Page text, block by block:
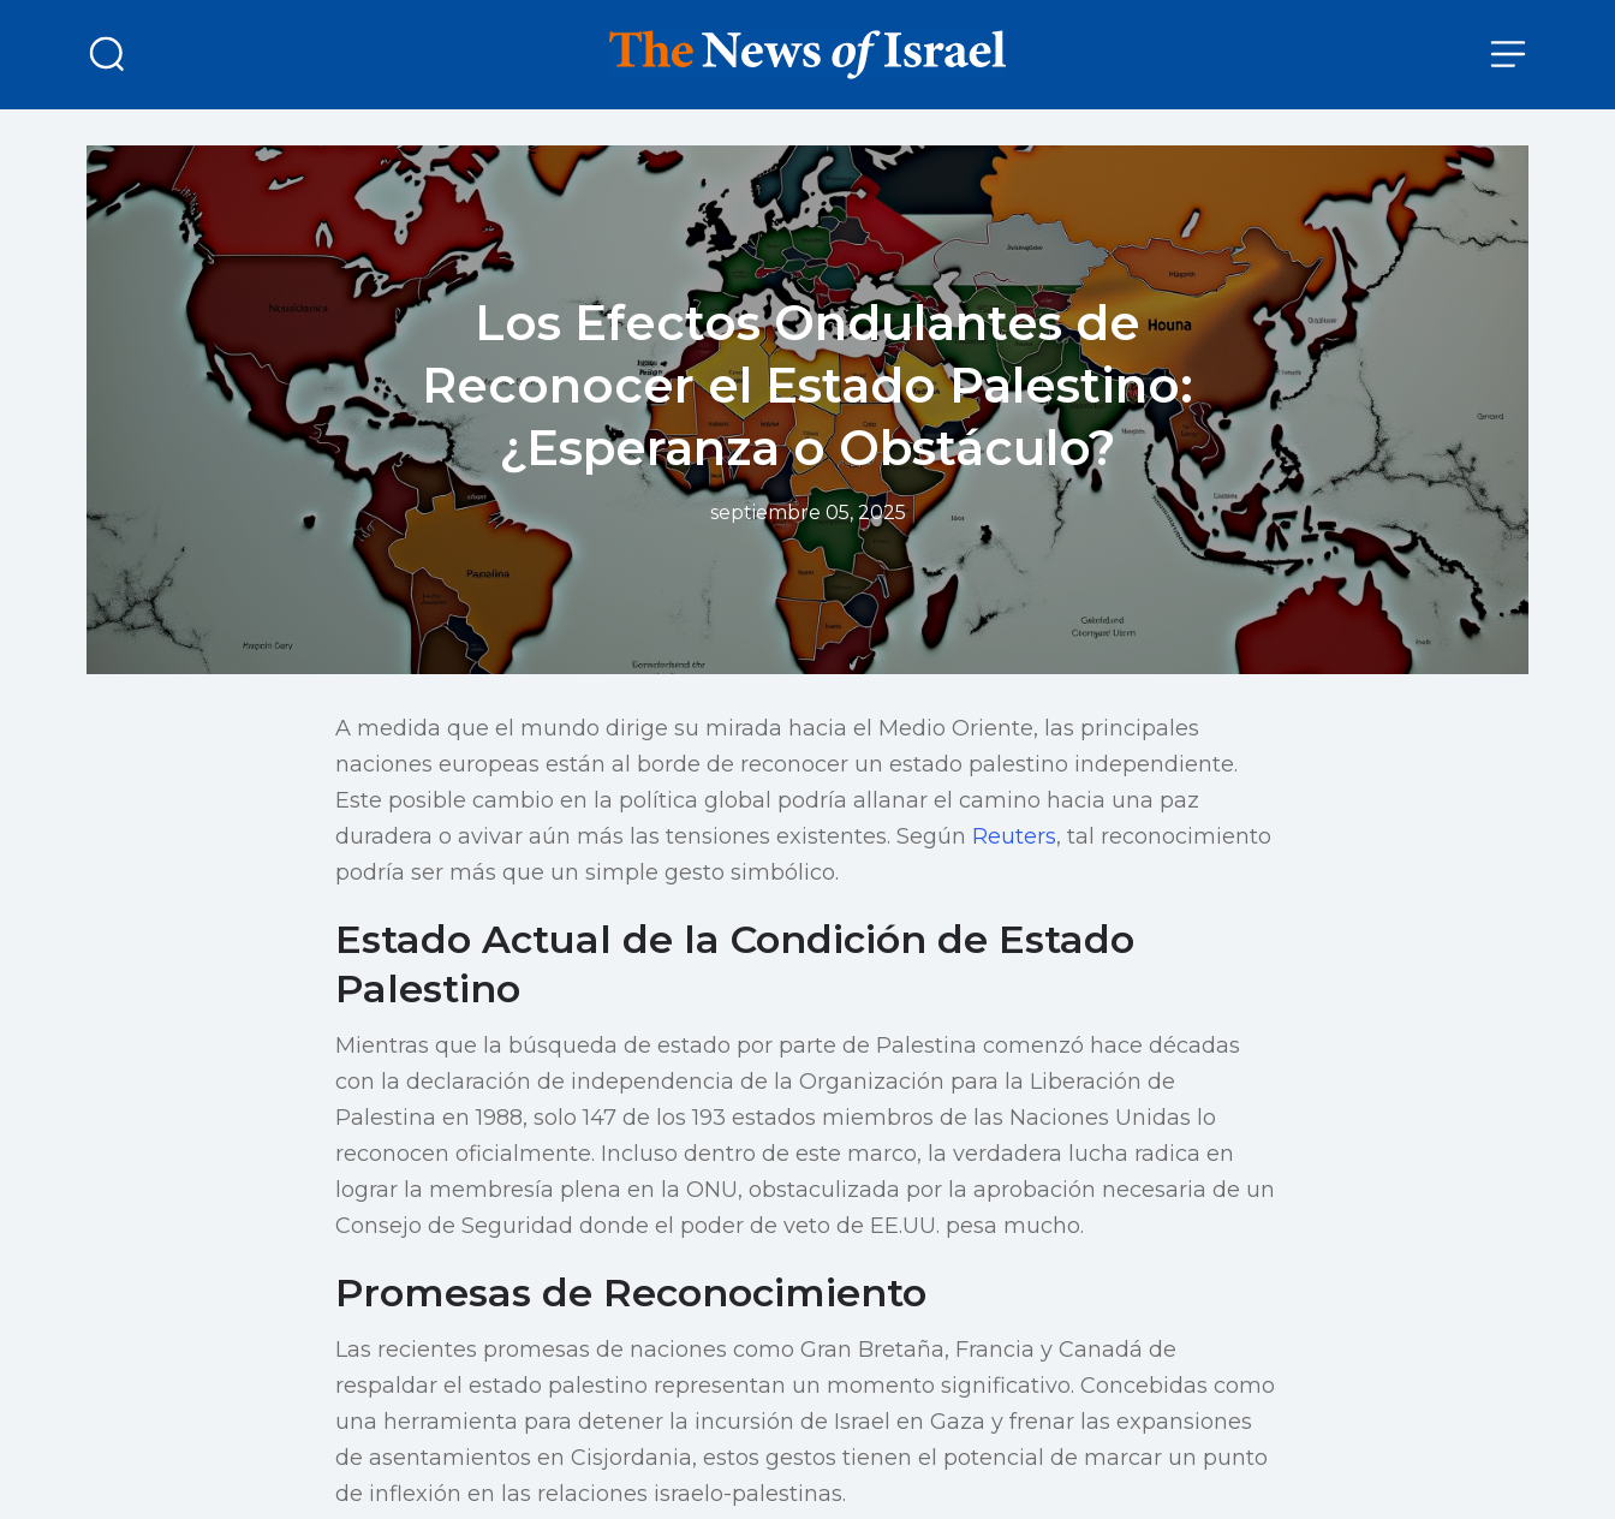
Los Efectos Ondulantes de
Reconocer el Estado Palestino:
¿Esperanza o Obstáculo?
septiembre 05, 2025
A medida que el mundo dirige su mirada hacia el Medio Oriente, las principales
naciones europeas están al borde de reconocer un estado palestino independiente.
Este posible cambio en la política global podría allanar el camino hacia una paz
duradera o avivar aún más las tensiones existentes. Según Reuters, tal reconocimiento
podría ser más que un simple gesto simbólico.
Estado Actual de la Condición de Estado
Palestino
Mientras que la búsqueda de estado por parte de Palestina comenzó hace décadas
con la declaración de independencia de la Organización para la Liberación de
Palestina en 1988, solo 147 de los 193 estados miembros de las Naciones Unidas lo
reconocen oficialmente. Incluso dentro de este marco, la verdadera lucha radica en
lograr la membresía plena en la ONU, obstaculizada por la aprobación necesaria de un
Consejo de Seguridad donde el poder de veto de EE.UU. pesa mucho.
Promesas de Reconocimiento
Las recientes promesas de naciones como Gran Bretaña, Francia y Canadá de
respaldar el estado palestino representan un momento significativo. Concebidas como
una herramienta para detener la incursión de Israel en Gaza y frenar las expansiones
de asentamientos en Cisjordania, estos gestos tienen el potencial de marcar un punto
de inflexión en las relaciones israelo-palestinas.